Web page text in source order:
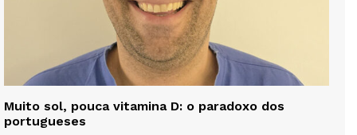
Muito sol, pouca vitamina D: o paradoxo dos
portugueses